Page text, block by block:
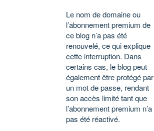
Le nom de domaine ou
l’abonnement premium de
ce blog n’a pas été
renouvelé, ce qui explique
cette interruption. Dans
certains cas, le blog peut
également être protégé par
un mot de passe, rendant
son accès limité tant que
l’abonnement premium n’a
pas été réactivé.